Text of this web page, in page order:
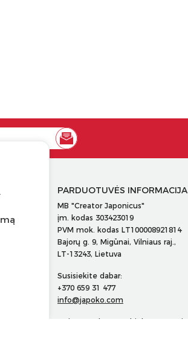
PARDUOTUVĖS INFORMACIJA
MB "Creator Japonicus"
įm. kodas 303423019
PVM mok. kodas LT100008921814
Bajorų g. 9, Migūnai, Vilniaus raj.,
LT-13243, Lietuva
Susisiekite dabar:
+370 659 31 477
info@japoko.com
Maisto tvarkymo subjekto numeris